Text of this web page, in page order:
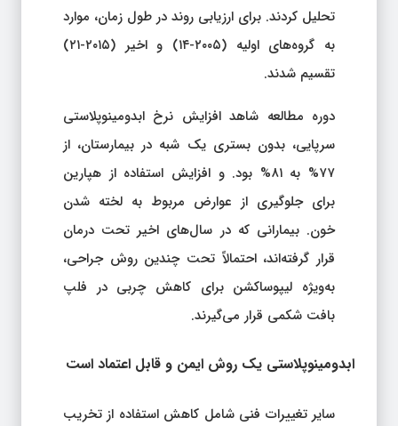
تحلیل کردند. برای ارزیابی روند در طول زمان، موارد
به گروه‌های اولیه (۲۰۰۵-۱۴) و اخیر (۲۰۱۵-۲۱)
تقسیم شدند.
دوره مطالعه شاهد افزایش نرخ ابدومینوپلاستی
سرپایی، بدون بستری یک شبه در بیمارستان، از
۷۷% به ۸۱% بود. و افزایش استفاده از هپارین
برای جلوگیری از عوارض مربوط به لخته شدن
خون. بیمارانی که در سال‌های اخیر تحت درمان
قرار گرفته‌اند، احتمالاً تحت چندین روش جراحی،
به‌ویژه لیپوساکشن برای کاهش چربی در فلپ
بافت شکمی قرار می‌گیرند.
ابدومینوپلاستی یک روش ایمن و قابل اعتماد است
سایر تغییرات فنی شامل کاهش استفاده از تخریب